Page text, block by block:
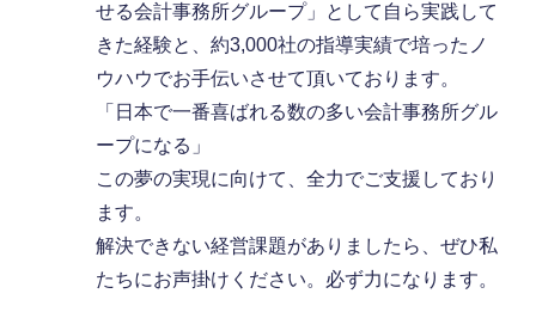
せる会計事務所グループ」として自ら実践して
きた経験と、約3,000社の指導実績で培ったノ
ウハウでお手伝いさせて頂いております。
「日本で一番喜ばれる数の多い会計事務所グル
ープになる」
この夢の実現に向けて、全力でご支援しており
ます。
解決できない経営課題がありましたら、ぜひ私
たちにお声掛けください。必ず力になります。